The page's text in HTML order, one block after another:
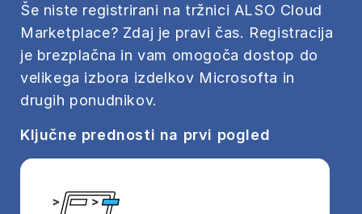
Še niste registrirani na tržnici ALSO Cloud
Marketplace? Zdaj je pravi čas. Registracija
je brezplačna in vam omogoča dostop do
velikega izbora izdelkov Microsofta in
drugih ponudnikov.
Ključne prednosti na prvi pogled